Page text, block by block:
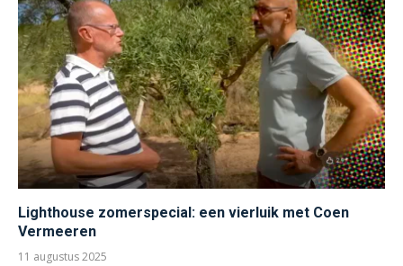
Lighthouse zomerspecial: een vierluik met Coen
Vermeeren
11 augustus 2025